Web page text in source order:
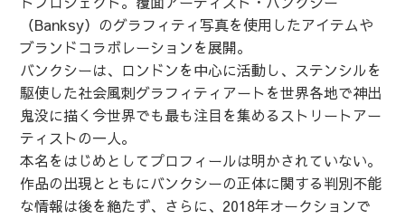
（Banksy）のグラフィティ写真を使用したアイテムや
ブランドコラボレーションを展開。
バンクシーは、ロンドンを中心に活動し、ステンシルを
駆使した社会風刺グラフィティアートを世界各地で神出
鬼没に描く今世界でも最も注目を集めるストリートアー
ティストの一人。
本名をはじめとしてプロフィールは明かされていない。
作品の出現とともにバンクシーの正体に関する判別不能
な情報は後を絶たず、さらに、2018年オークションで